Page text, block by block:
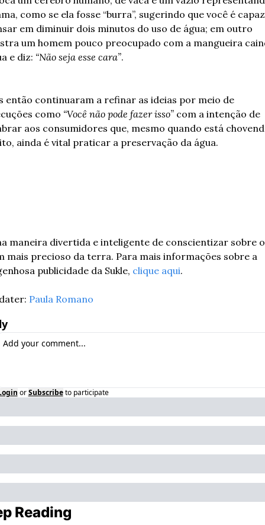
como se ela fosse “burra”, sugerindo que você é
em diminuir dois minutos do uso de água; em outro
um homem pouco preocupado com a mangueira
e diz: “Não seja esse cara”.
então continuaram a refinar as ideias por meio de
como “Você não pode fazer isso” com a intenção de
aos consumidores que, mesmo quando está
ainda é vital praticar a preservação da água.
maneira divertida e inteligente de conscientizar sobre o
mais precioso da terra. Para mais informações sobre a
publicidade da Sukle, clique aqui.
Paula Romano
or Subscribe to participate
Reading